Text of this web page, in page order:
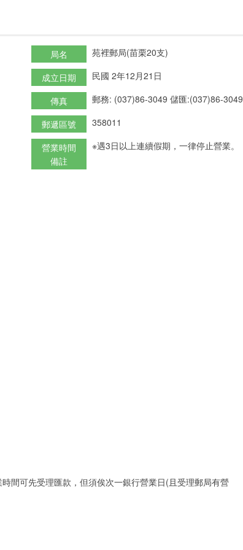
局名 苑裡郵局(苗栗20支)
成立日期 民國 2年12月21日
傳真 郵務: (037)86-3049 儲匯:(037)86-3049
郵遞區號 358011
營業時間
備註
※遇3日以上連續假期，一律停止營業。
間可先受理匯款，但須俟次一銀行營業日(且受理郵局有營